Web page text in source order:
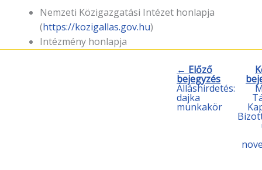
Nemzeti Közigazgatási Intézet honlapja
(https://kozigallas.gov.hu)
Intézmény honlapja
← Előző
bejegyzés
Álláshirdetés:
dajka
munkakör